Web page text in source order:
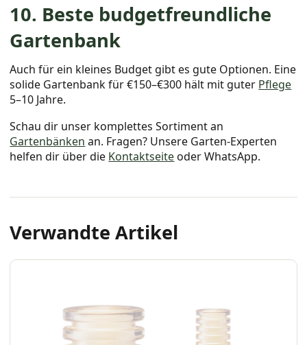
10. Beste budgetfreundliche
Gartenbank
Auch für ein kleines Budget gibt es gute Optionen. Eine
solide Gartenbank für €150–€300 hält mit guter Pflege
5–10 Jahre.
Schau dir unser komplettes Sortiment an
Gartenbänken an. Fragen? Unsere Garten-Experten
helfen dir über die Kontaktseiteoder WhatsApp.
Verwandte Artikel